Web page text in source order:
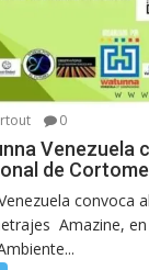
0
Venezuela
de
convoca
Amazine, en